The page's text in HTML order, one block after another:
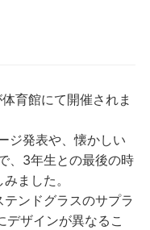
育館にて開催されま
ジ発表や、懐かしい
、3年生との最後の時
ました。
ンドグラスのサプラ
ザインが異なるこ